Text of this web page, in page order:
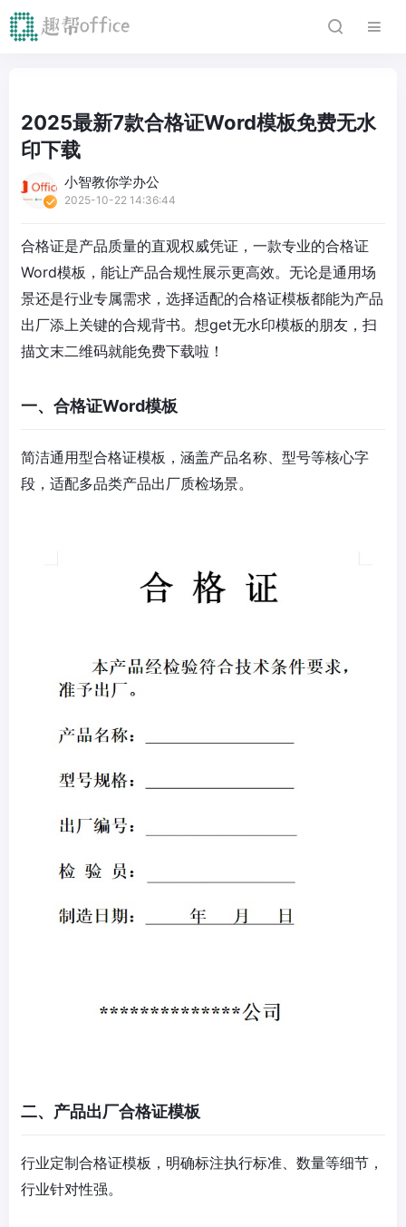
2025最新7款合格证Word模板免费无水
印下载
小智教你学办公
2025-10-22 14:36:44
合格证是产品质量的直观权威凭证，一款专业的合格证
Word模板，能让产品合规性展示更高效。无论是通用场
景还是行业专属需求，选择适配的合格证模板都能为产品
出厂添上关键的合规背书。想get无水印模板的朋友，扫
描文末二维码就能免费下载啦！
一、合格证Word模板
简洁通用型合格证模板，涵盖产品名称、型号等核心字
段，适配多品类产品出厂质检场景。
二、产品出厂合格证模板
行业定制合格证模板，明确标注执行标准、数量等细节，
行业针对性强。